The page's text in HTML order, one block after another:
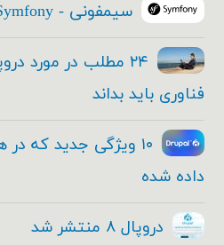
سیمفونی - Symfony
فناوری باید بداند
داده شده
دروپال ۸ منتشر شد